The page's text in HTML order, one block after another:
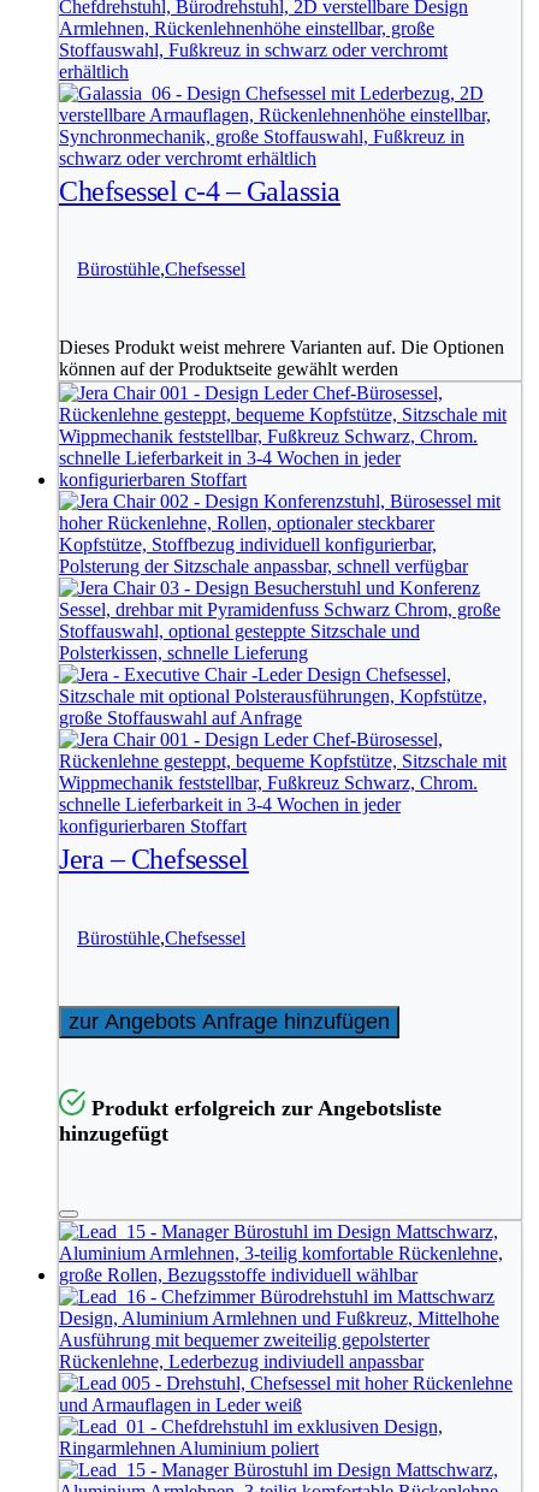
Chefsessel c-4 – Galassia
Bürostühle,Chefsessel
Dieses Produkt weist mehrere Varianten auf. Die Optionen
können auf der Produktseite gewählt werden
Jera – Chefsessel
Bürostühle,Chefsessel
zur Angebots Anfrage hinzufügen
Produkt erfolgreich zur Angebotsliste
hinzugefügt